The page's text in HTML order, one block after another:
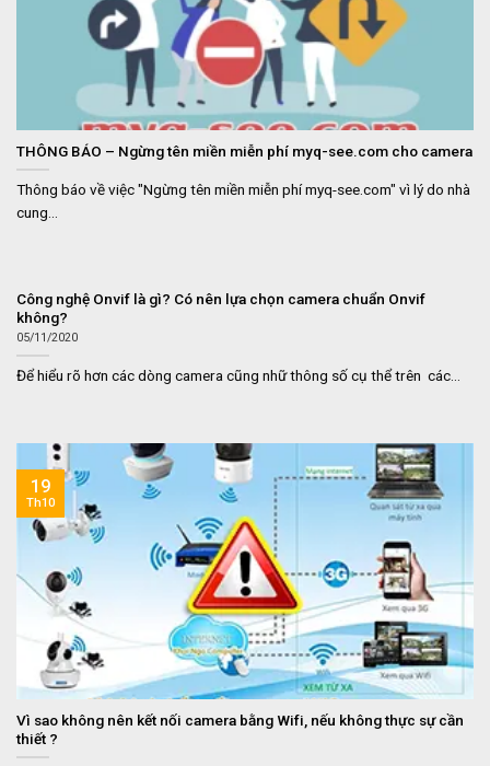
THÔNG BÁO – Ngừng tên miền miễn phí myq-see.com cho camera
Thông báo về việc "Ngừng tên miền miễn phí myq-see.com" vì lý do nhà
cung...
Công nghệ Onvif là gì? Có nên lựa chọn camera chuẩn Onvif
không?
05/11/2020
Để hiểu rõ hơn các dòng camera cũng nhữ thông số cụ thể trên các...
Vì sao không nên kết nối camera bằng Wifi, nếu không thực sự cần
thiết ?
19
Th10